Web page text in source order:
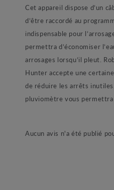
Cet appareil dispose d’un
d’être raccordé au
indispensable pour
permettra d’économiser
arrosages lorsqu’il pleut.
Hunter accepte une
de réduire les arrêts
pluviomètre vous
Aucun avis n'a été publié